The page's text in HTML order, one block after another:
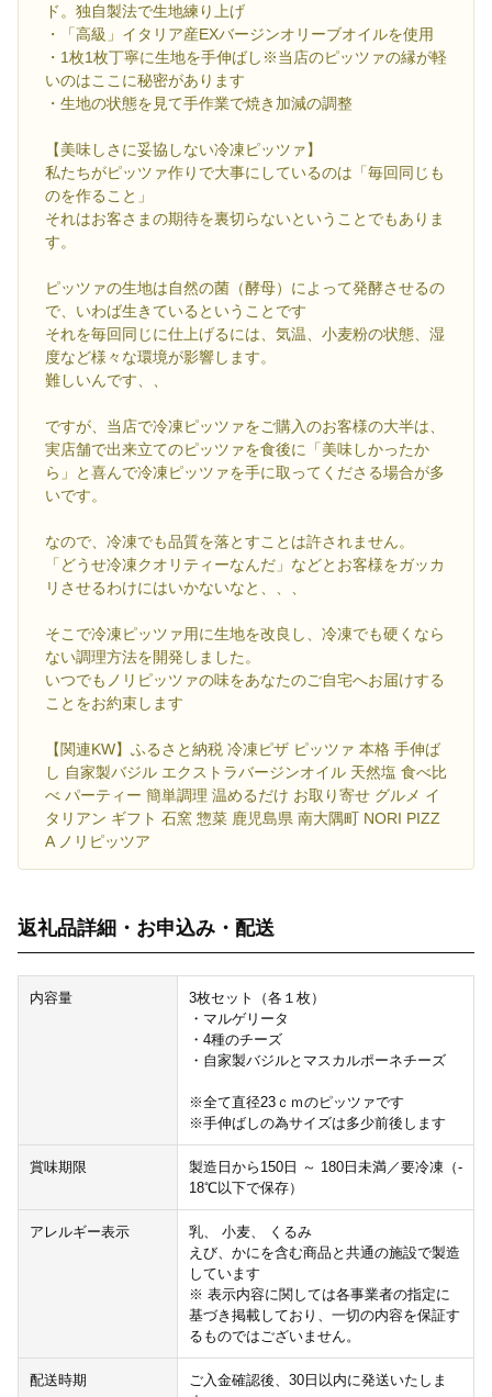
ド。独自製法で生地練り上げ
・「高級」イタリア産EXバージンオリーブオイルを使用
・1枚1枚丁寧に生地を手伸ばし※当店のピッツァの縁が軽
いのはここに秘密があります
・生地の状態を見て手作業で焼き加減の調整
【美味しさに妥協しない冷凍ピッツァ】
私たちがピッツァ作りで大事にしているのは「毎回同じも
のを作ること」
それはお客さまの期待を裏切らないということでもありま
す。
ピッツァの生地は自然の菌（酵母）によって発酵させるの
で、いわば生きているということです
それを毎回同じに仕上げるには、気温、小麦粉の状態、湿
度など様々な環境が影響します。
難しいんです、、
ですが、当店で冷凍ピッツァをご購入のお客様の大半は、
実店舗で出来立てのピッツァを食後に「美味しかったか
ら」と喜んで冷凍ピッツァを手に取ってくださる場合が多
いです。
なので、冷凍でも品質を落とすことは許されません。
「どうせ冷凍クオリティーなんだ」などとお客様をガッカ
リさせるわけにはいかないなと、、、
そこで冷凍ピッツァ用に生地を改良し、冷凍でも硬くなら
ない調理方法を開発しました。
いつでもノリピッツァの味をあなたのご自宅へお届けする
ことをお約束します
【関連KW】ふるさと納税 冷凍ピザ ピッツァ 本格 手伸ば
し 自家製バジル エクストラバージンオイル 天然塩 食べ比
べ パーティー 簡単調理 温めるだけ お取り寄せ グルメ イ
タリアン ギフト 石窯 惣菜 鹿児島県 南大隅町 NORI PIZZ
A ノリピッツア
返礼品詳細・お申込み・配送
内容量
3枚セット（各１枚）
・マルゲリータ
・4種のチーズ
・自家製バジルとマスカルポーネチーズ
※全て直径23ｃｍのピッツァです
※手伸ばしの為サイズは多少前後します
賞味期限
製造日から150日 ～ 180日未満／要冷凍（-
18℃以下で保存）
アレルギー表示
乳、 小麦、 くるみ
えび、かにを含む商品と共通の施設で製造
しています
※ 表示内容に関しては各事業者の指定に
基づき掲載しており、一切の内容を保証す
るものではございません。
配送時期
ご入金確認後、30日以内に発送いたしま